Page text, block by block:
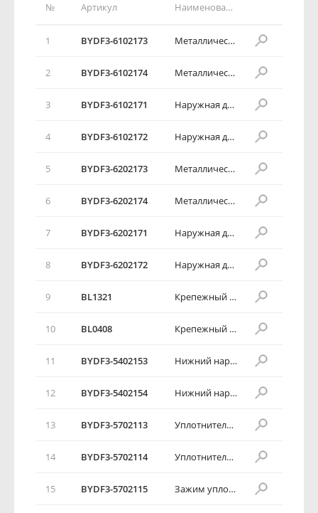
№ Артикул Наименование детали
1 BYDF3-6102173 Металлическая наружная декоративная накладка левой передней двери
2 BYDF3-6102174 Металлическая наружная декоративная накладка правой передней двери
3 BYDF3-6102171 Наружная декоративная полоска левой передней двери
4 BYDF3-6102172 Наружная декоративная полоска правой передней двери
5 BYDF3-6202173 Металлическая наружная декоративная накладка левой задней двери
6 BYDF3-6202174 Металлическая наружная декоративная накладка правой задней двери
7 BYDF3-6202171 Наружная декоративная полоска левой задней двери
8 BYDF3-6202172 Наружная декоративная полоска правой задней двери
9 BL1321 Крепежный зажим 2 нижнего наружного щитка боковой обвязки
10 BL0408 Крепежный зажим
11 BYDF3-5402153 Нижний наружный щиток левой боковой обвязки
12 BYDF3-5402154 Нижний наружный щиток правой боковой обвязки
13 BYDF3-5702113 Уплотнитель левой стороны крыши кузова
14 BYDF3-5702114 Уплотнитель правой стороны крыши кузова
15 BYDF3-5702115 Зажим уплотнителя крыши кузова